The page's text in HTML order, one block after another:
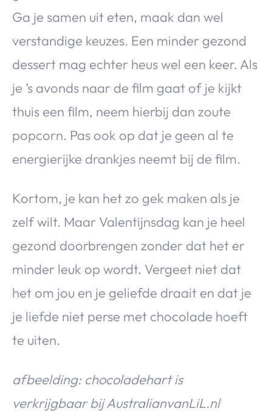
Ga je samen uit eten, maak dan wel
verstandige keuzes. Een minder gezond
dessert mag echter heus wel een keer. Als
je ’s avonds naar de film gaat of je kijkt
thuis een film, neem hierbij dan zoute
popcorn. Pas ook op dat je geen al te
energierijke drankjes neemt bij de film.
Kortom, je kan het zo gek maken als je
zelf wilt. Maar Valentijnsdag kan je heel
gezond doorbrengen zonder dat het er
minder leuk op wordt. Vergeet niet dat
het om jou en je geliefde draait en dat je
je liefde niet perse met chocolade hoeft
te uiten.
afbeelding: chocoladehart is
verkrijgbaar bij AustralianvanLiL.nl